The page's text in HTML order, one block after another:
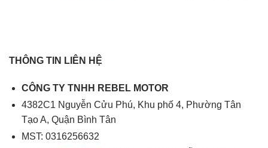
THÔNG TIN LIÊN HỆ
CÔNG TY TNHH REBEL MOTOR
4382C1 Nguyễn Cửu Phú, Khu phố 4, Phường Tân
Tạo A, Quận Bình Tân
MST: 0316256632